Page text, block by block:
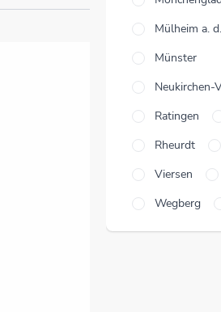
Mülheim a.
Münster
Neukirchen-
Ratingen
Rheurdt
Viersen
Wegberg